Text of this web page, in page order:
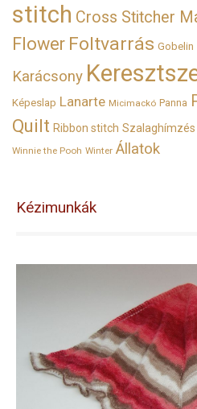
stitch Cross Stitcher
Flower Foltvarrás Gobelin
Karácsony
Képeslap Lanarte Micimackó Panna
Quilt Ribbon stitch Szalaghímzés
Winnie the Pooh Winter Állatok
Kézimunkák